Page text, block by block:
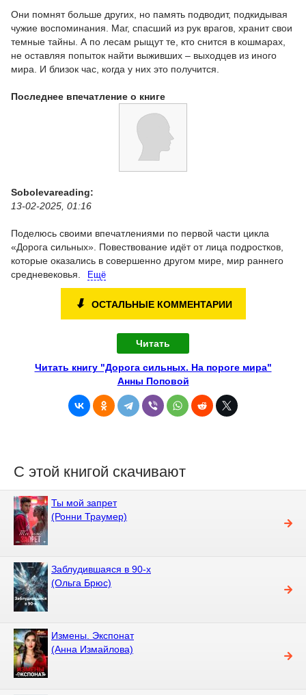
Они помнят больше других, но память подводит, подкидывая
чужие воспоминания. Маг, спасший из рук врагов, хранит свои
темные тайны. А по лесам рыщут те, кто снится в кошмарах,
не оставляя попыток найти выживших – выходцев из иного
мира. И близок час, когда у них это получится.
Последнее впечатление о книге
Sobolevareading:
13-02-2025, 01:16
Поделюсь своими впечатлениями по первой части цикла
«Дорога сильных». Повествование идёт от лица подростков,
которые оказались в совершенно другом мире, мир раннего
средневековья.
Ещё
⬇ ОСТАЛЬНЫЕ КОММЕНТАРИИ
Читать
Читать книгу "Дорога сильных. На пороге мира"
Анны Поповой
С этой книгой скачивают
Ты мой запрет
(Ронни Траумер)
Заблудившаяся в 90-х
(Ольга Брюс)
Измены. Экспонат
(Анна Измайлова)